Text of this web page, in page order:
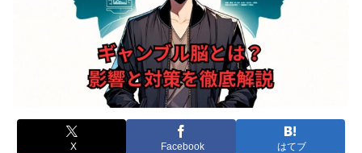
X Facebook はてブ